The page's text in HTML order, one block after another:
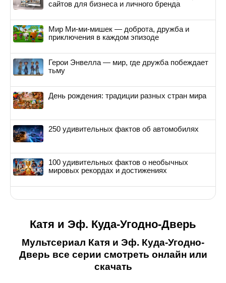
сайтов для бизнеса и личного бренда
Мир Ми-ми-мишек — доброта, дружба и
приключения в каждом эпизоде
Герои Энвелла — мир, где дружба побеждает
тьму
День рождения: традиции разных стран мира
250 удивительных фактов об автомобилях
100 удивительных фактов о необычных
мировых рекордах и достижениях
Катя и Эф. Куда-Угодно-Дверь
Мультсериал Катя и Эф. Куда-Угодно-
Дверь все серии смотреть онлайн или
скачать